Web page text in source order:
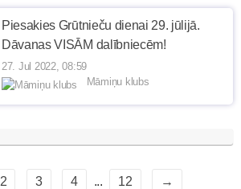
Piesakies Grūtnieču dienai 29. jūlijā.
Dāvanas VISĀM dalībniecēm!
27. Jul 2022, 08:59
Māmiņu klubs
2 3 4 ... 12 →